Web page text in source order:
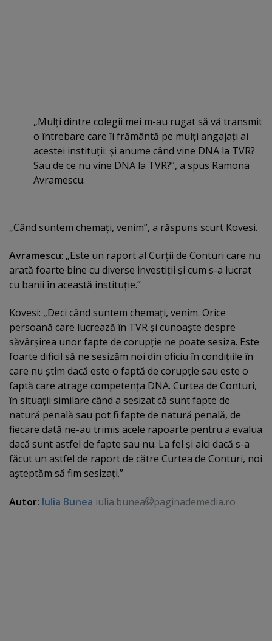
„Mulţi dintre colegii mei m-au rugat să vă transmit
o întrebare care îi frământă pe mulţi angajaţi ai
acestei instituţii: şi anume când vine DNA la TVR?
Sau de ce nu vine DNA la TVR?”, a spus Ramona
Avramescu.
„Când suntem chemaţi, venim”, a răspuns scurt Kovesi.
Avramescu: „Este un raport al Curţii de Conturi care nu
arată foarte bine cu diverse investiţii şi cum s-a lucrat
cu banii în această instituţie.”
Kovesi: „Deci când suntem chemaţi, venim. Orice
persoană care lucrează în TVR şi cunoaşte despre
săvârşirea unor fapte de corupţie ne poate sesiza. Este
foarte dificil să ne sesizăm noi din oficiu în condiţiile în
care nu ştim dacă este o faptă de corupţie sau este o
faptă care atrage competenţa DNA. Curtea de Conturi,
în situaţii similare când a sesizat că sunt fapte de
natură penală sau pot fi fapte de natură penală, de
fiecare dată ne-au trimis acele rapoarte pentru a evalua
dacă sunt astfel de fapte sau nu. La fel şi aici dacă s-a
făcut un astfel de raport de către Curtea de Conturi, noi
aşteptăm să fim sesizaţi.”
Autor: Iulia Bunea iulia.bunea paginademedia.ro